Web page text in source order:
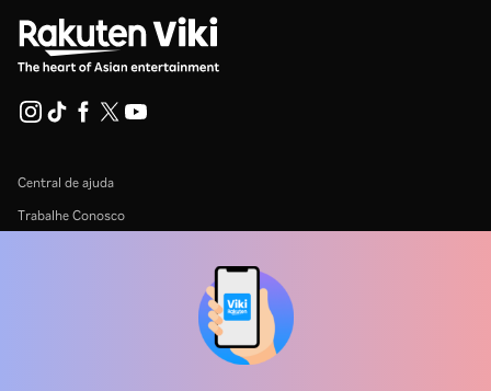
Central de ajuda
Trabalhe Conosco